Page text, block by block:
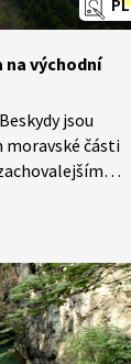
na východní
jsou
části
vzácných
velkých